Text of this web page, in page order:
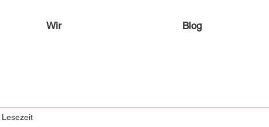
Wir Blog
Lesezeit